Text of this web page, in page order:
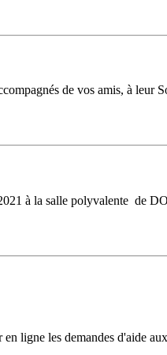
de vos amis, à
à la salle polyvalente de
ligne les demandes d'aide